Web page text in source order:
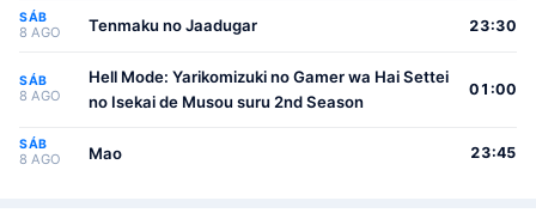
SÁB
8 AGO Tenmaku no Jaadugar 23:30
SÁB
8 AGO
Hell Mode: Yarikomizuki no Gamer wa Hai Settei
no Isekai de Musou suru 2nd Season
01:00
SÁB
8 AGO Mao 23:45